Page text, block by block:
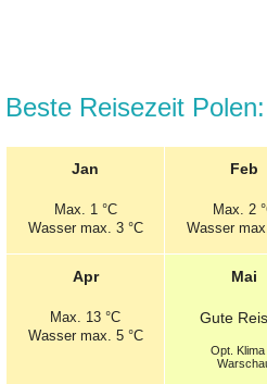
Beste Reisezeit
Jan
Max.
1 °C
Wasser max. 3 °C
Feb
Max.
2
Wasser
Apr
Max.
13 °C
Wasser max. 5 °C
Mai
Gute
Opt. Klima